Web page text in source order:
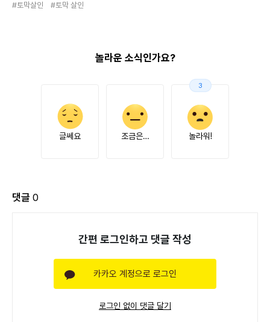
#토막살인 #토막 살인
놀라운 소식인가요?
글쎄요 조금은… 놀라워!
3
댓글 0
간편 로그인하고 댓글 작성
카카오 계정으로 로그인
로그인 없이 댓글 달기